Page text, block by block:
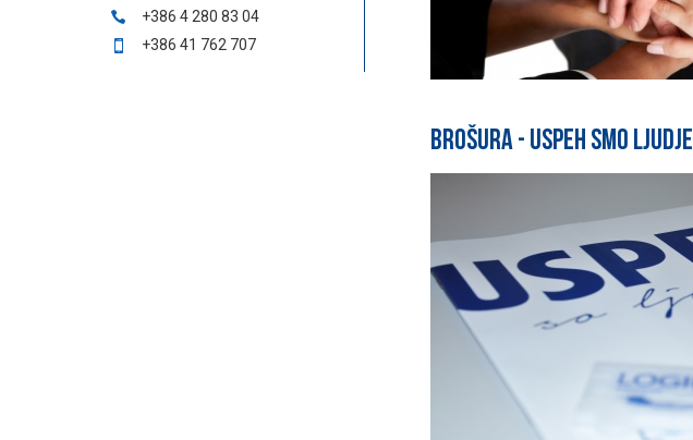
Brošura - Uspeh smo ljudje
+386 4 280 83 04
+386 41 762 707